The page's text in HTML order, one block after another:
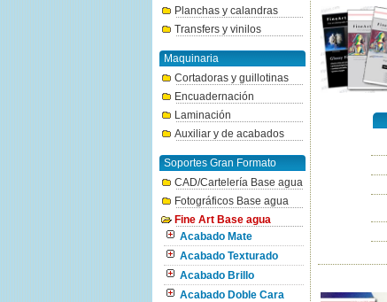
Planchas y calandras
Transfers y vinilos
Maquinaria
Cortadoras y guillotinas
Encuadernación
Laminación
Auxiliar y de acabados
Soportes Gran Formato
CAD/Cartelería Base agua
Fotográficos Base agua
Fine Art Base agua
Acabado Mate
Acabado Texturado
Acabado Brillo
Acabado Doble Cara